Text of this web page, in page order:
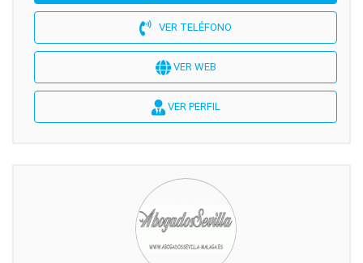
VER TELÉFONO
VER WEB
VER PERFIL